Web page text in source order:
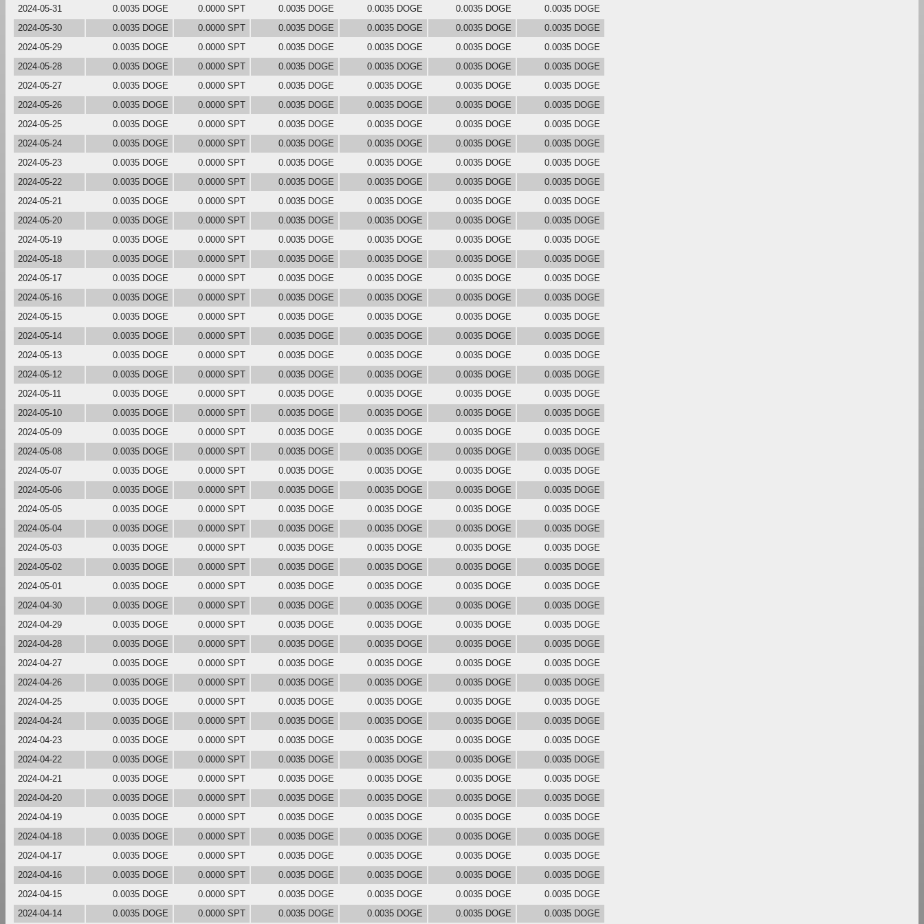
2024-05-31
0.0035 DOGE 0.0000 SPT 0.0035 DOGE 0.0035 DOGE 0.0035 DOGE
0.0035 DOGE
2024-05-30
0.0035 DOGE 0.0000 SPT 0.0035 DOGE 0.0035 DOGE 0.0035 DOGE
0.0035 DOGE
2024-05-29
0.0035 DOGE 0.0000 SPT 0.0035 DOGE 0.0035 DOGE 0.0035 DOGE
0.0035 DOGE
2024-05-28
0.0035 DOGE 0.0000 SPT 0.0035 DOGE 0.0035 DOGE 0.0035 DOGE
0.0035 DOGE
2024-05-27
0.0035 DOGE 0.0000 SPT 0.0035 DOGE 0.0035 DOGE 0.0035 DOGE
0.0035 DOGE
2024-05-26
0.0035 DOGE 0.0000 SPT 0.0035 DOGE 0.0035 DOGE 0.0035 DOGE
0.0035 DOGE
2024-05-25
0.0035 DOGE 0.0000 SPT 0.0035 DOGE 0.0035 DOGE 0.0035 DOGE
0.0035 DOGE
2024-05-24
0.0035 DOGE 0.0000 SPT 0.0035 DOGE 0.0035 DOGE 0.0035 DOGE
0.0035 DOGE
2024-05-23
0.0035 DOGE 0.0000 SPT 0.0035 DOGE 0.0035 DOGE 0.0035 DOGE
0.0035 DOGE
2024-05-22
0.0035 DOGE 0.0000 SPT 0.0035 DOGE 0.0035 DOGE 0.0035 DOGE
0.0035 DOGE
2024-05-21
0.0035 DOGE 0.0000 SPT 0.0035 DOGE 0.0035 DOGE 0.0035 DOGE
0.0035 DOGE
2024-05-20
0.0035 DOGE 0.0000 SPT 0.0035 DOGE 0.0035 DOGE 0.0035 DOGE
0.0035 DOGE
2024-05-19
0.0035 DOGE 0.0000 SPT 0.0035 DOGE 0.0035 DOGE 0.0035 DOGE
0.0035 DOGE
2024-05-18
0.0035 DOGE 0.0000 SPT 0.0035 DOGE 0.0035 DOGE 0.0035 DOGE
0.0035 DOGE
2024-05-17
0.0035 DOGE 0.0000 SPT 0.0035 DOGE 0.0035 DOGE 0.0035 DOGE
0.0035 DOGE
2024-05-16
0.0035 DOGE 0.0000 SPT 0.0035 DOGE 0.0035 DOGE 0.0035 DOGE
0.0035 DOGE
2024-05-15
0.0035 DOGE 0.0000 SPT 0.0035 DOGE 0.0035 DOGE 0.0035 DOGE
0.0035 DOGE
2024-05-14
0.0035 DOGE 0.0000 SPT 0.0035 DOGE 0.0035 DOGE 0.0035 DOGE
0.0035 DOGE
2024-05-13
0.0035 DOGE 0.0000 SPT 0.0035 DOGE 0.0035 DOGE 0.0035 DOGE
0.0035 DOGE
2024-05-12
0.0035 DOGE 0.0000 SPT 0.0035 DOGE 0.0035 DOGE 0.0035 DOGE
0.0035 DOGE
2024-05-11
0.0035 DOGE 0.0000 SPT 0.0035 DOGE 0.0035 DOGE 0.0035 DOGE
0.0035 DOGE
2024-05-10
0.0035 DOGE 0.0000 SPT 0.0035 DOGE 0.0035 DOGE 0.0035 DOGE
0.0035 DOGE
2024-05-09
0.0035 DOGE 0.0000 SPT 0.0035 DOGE 0.0035 DOGE 0.0035 DOGE
0.0035 DOGE
2024-05-08
0.0035 DOGE 0.0000 SPT 0.0035 DOGE 0.0035 DOGE 0.0035 DOGE
0.0035 DOGE
2024-05-07
0.0035 DOGE 0.0000 SPT 0.0035 DOGE 0.0035 DOGE 0.0035 DOGE
0.0035 DOGE
2024-05-06
0.0035 DOGE 0.0000 SPT 0.0035 DOGE 0.0035 DOGE 0.0035 DOGE
0.0035 DOGE
2024-05-05
0.0035 DOGE 0.0000 SPT 0.0035 DOGE 0.0035 DOGE 0.0035 DOGE
0.0035 DOGE
2024-05-04
0.0035 DOGE 0.0000 SPT 0.0035 DOGE 0.0035 DOGE 0.0035 DOGE
0.0035 DOGE
2024-05-03
0.0035 DOGE 0.0000 SPT 0.0035 DOGE 0.0035 DOGE 0.0035 DOGE
0.0035 DOGE
2024-05-02
0.0035 DOGE 0.0000 SPT 0.0035 DOGE 0.0035 DOGE 0.0035 DOGE
0.0035 DOGE
2024-05-01
0.0035 DOGE 0.0000 SPT 0.0035 DOGE 0.0035 DOGE 0.0035 DOGE
0.0035 DOGE
2024-04-30
0.0035 DOGE 0.0000 SPT 0.0035 DOGE 0.0035 DOGE 0.0035 DOGE
0.0035 DOGE
2024-04-29
0.0035 DOGE 0.0000 SPT 0.0035 DOGE 0.0035 DOGE 0.0035 DOGE
0.0035 DOGE
2024-04-28
0.0035 DOGE 0.0000 SPT 0.0035 DOGE 0.0035 DOGE 0.0035 DOGE
0.0035 DOGE
2024-04-27
0.0035 DOGE 0.0000 SPT 0.0035 DOGE 0.0035 DOGE 0.0035 DOGE
0.0035 DOGE
2024-04-26
0.0035 DOGE 0.0000 SPT 0.0035 DOGE 0.0035 DOGE 0.0035 DOGE
0.0035 DOGE
2024-04-25
0.0035 DOGE 0.0000 SPT 0.0035 DOGE 0.0035 DOGE 0.0035 DOGE
0.0035 DOGE
2024-04-24
0.0035 DOGE 0.0000 SPT 0.0035 DOGE 0.0035 DOGE 0.0035 DOGE
0.0035 DOGE
2024-04-23
0.0035 DOGE 0.0000 SPT 0.0035 DOGE 0.0035 DOGE 0.0035 DOGE
0.0035 DOGE
2024-04-22
0.0035 DOGE 0.0000 SPT 0.0035 DOGE 0.0035 DOGE 0.0035 DOGE
0.0035 DOGE
2024-04-21
0.0035 DOGE 0.0000 SPT 0.0035 DOGE 0.0035 DOGE 0.0035 DOGE
0.0035 DOGE
2024-04-20
0.0035 DOGE 0.0000 SPT 0.0035 DOGE 0.0035 DOGE 0.0035 DOGE
0.0035 DOGE
2024-04-19
0.0035 DOGE 0.0000 SPT 0.0035 DOGE 0.0035 DOGE 0.0035 DOGE
0.0035 DOGE
2024-04-18
0.0035 DOGE 0.0000 SPT 0.0035 DOGE 0.0035 DOGE 0.0035 DOGE
0.0035 DOGE
2024-04-17
0.0035 DOGE 0.0000 SPT 0.0035 DOGE 0.0035 DOGE 0.0035 DOGE
0.0035 DOGE
2024-04-16
0.0035 DOGE 0.0000 SPT 0.0035 DOGE 0.0035 DOGE 0.0035 DOGE
0.0035 DOGE
2024-04-15
0.0035 DOGE 0.0000 SPT 0.0035 DOGE 0.0035 DOGE 0.0035 DOGE
0.0035 DOGE
2024-04-14
0.0035 DOGE 0.0000 SPT 0.0035 DOGE 0.0035 DOGE 0.0035 DOGE 0.0035 DOGE